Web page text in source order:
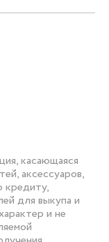
касающаяся
аксессуаров,
кредиту,
для выкупа и
и не